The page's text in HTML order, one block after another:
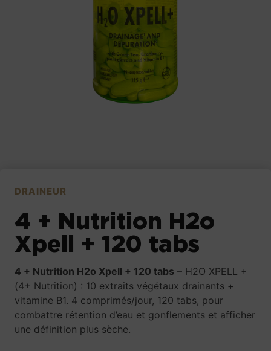
DRAINEUR
4 + Nutrition H2o
Xpell + 120 tabs
4 + Nutrition H2o Xpell + 120 tabs – H2O XPELL +
(4+ Nutrition) : 10 extraits végétaux drainants +
vitamine B1. 4 comprimés/jour, 120 tabs, pour
combattre rétention d’eau et gonflements et afficher
une définition plus sèche.